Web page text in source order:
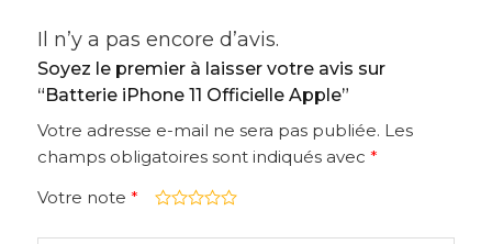
Il n’y a pas encore d’avis.
Soyez le premier à laisser votre avis sur
“Batterie iPhone 11 Officielle Apple”
Votre adresse e-mail ne sera pas publiée. Les
champs obligatoires sont indiqués avec *
Votre note *